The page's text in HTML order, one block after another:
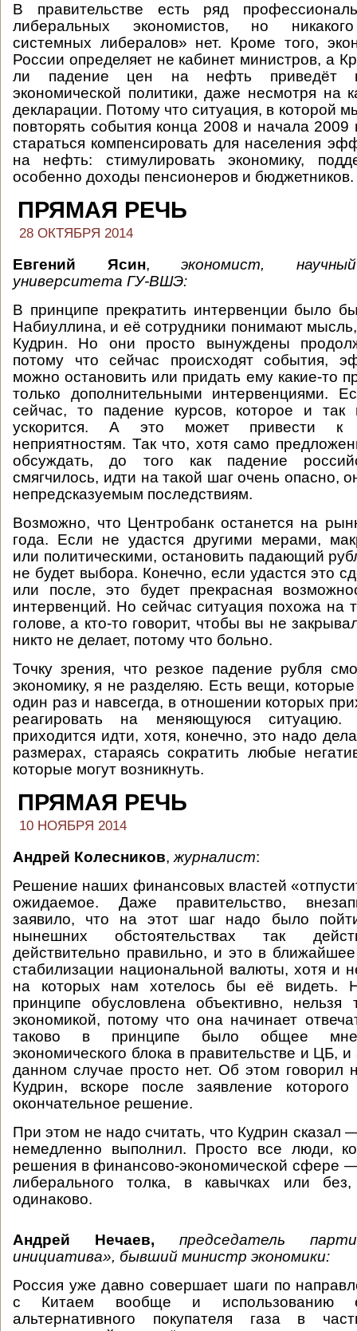
В правительстве есть ряд
либеральных экономистов, но никакого
системных либералов» нет. Кроме того,
России определяет не кабинет министров, а
ли падение цен на нефть приведёт к
экономической политики, даже несмотря на
декларации. Потому что ситуация, в которой
повторять события конца 2008 и начала 2009
стараться компенсировать для населения
на нефть: стимулировать экономику,
особенно доходы пенсионеров и бюджетников.
ПРЯМАЯ РЕЧЬ
28 ОКТЯБРЯ 2014
Евгений Ясин,экономист,
университета ГУ-ВШЭ:
В принципе прекратить интервенции было
Набиуллина, и её сотрудники понимают
Кудрин. Но они просто вынуждены
потому что сейчас происходят события,
можно остановить или придать ему какие-то
только дополнительными интервенциями.
сейчас, то падение курсов, которое и так
ускорится. А это может привести к
неприятностям. Так что, хотя само
обсуждать, до того как падение
смягчилось, идти на такой шаг очень опасно,
непредсказуемым последствиям.
Возможно, что Центробанк останется на
года. Если не удастся другими мерами,
или политическими, остановить падающий
не будет выбора. Конечно, если удастся это
или после, это будет прекрасная
интервенций. Но сейчас ситуация похожа на
голове, а кто-то говорит, чтобы вы не
никто не делает, потому что больно.
Точку зрения, что резкое падение рубля
экономику, я не разделяю. Есть вещи,
один раз и навсегда, в отношении которых
реагировать на меняющуюся ситуацию.
приходится идти, хотя, конечно, это надо
размерах, стараясь сократить любые
которые могут возникнуть.
ПРЯМАЯ РЕЧЬ
10 НОЯБРЯ 2014
Андрей Колесников, журналист:
Решение наших финансовых властей
ожидаемое. Даже правительство,
заявило, что на этот шаг надо было
нынешних обстоятельствах так
действительно правильно, и это в
стабилизации национальной валюты, хотя и
на которых нам хотелось бы её видеть.
принципе обусловлена объективно, нельзя
экономикой, потому что она начинает
таково в принципе было общее
экономического блока в правительстве и ЦБ,
данном случае просто нет. Об этом говорил
Кудрин, вскоре после заявление
окончательное решение.
При этом не надо считать, что Кудрин сказал
немедленно выполнил. Просто все люди,
решения в финансово-экономической сфере
либерального толка, в кавычках или
одинаково.
Андрей Нечаев,
председатель
инициатива», бывший министр экономики:
Россия уже давно совершает шаги по
с Китаем вообще и использованию
альтернативного покупателя газа в